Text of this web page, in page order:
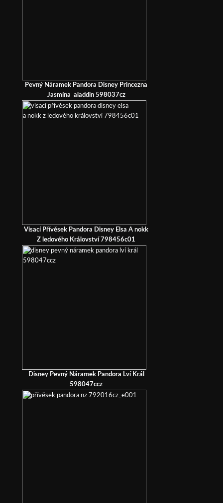
Pevný Náramek Pandora Disney Princezna
Jasmína aladdin 598037cz
Visací Přívěsek Pandora Disney Elsa A nokk
Z ledového Království 798456c01
Disney Pevný Náramek Pandora Lví Král
598047ccz